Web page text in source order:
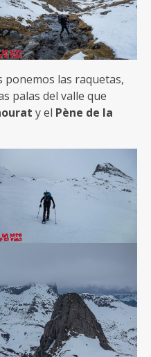
ponemos las raquetas,
palas del valle que
y el Pène de la